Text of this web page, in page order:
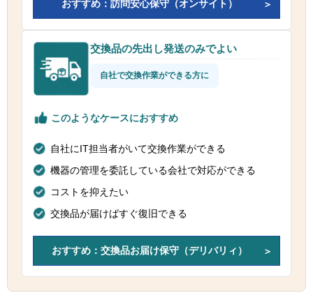
おすすめ：訪問安心保守（オンサイト）
交換品の先出し発送のみでよい
自社で交換作業ができる方に
このようなケースにおすすめ
自社にIT担当者がいて交換作業ができる
機器の管理を委託している会社で対応ができる
コストを抑えたい
交換品が届けばすぐ復旧できる
おすすめ：交換品お届け保守（デリバリィ）